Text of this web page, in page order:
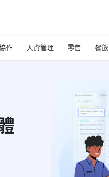
作 人資管理 零售 餐飲